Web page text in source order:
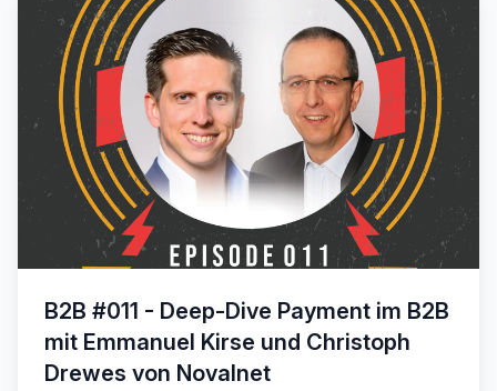
B2B #011 - Deep-Dive Payment im B2B
mit Emmanuel Kirse und Christoph
Drewes von Novalnet